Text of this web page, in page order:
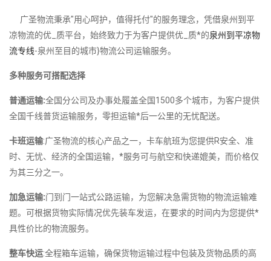
广圣物流秉承"用心呵护，值得托付"的服务理念，凭借泉州到平
凉物流的优_质平台，始终致力于为客户提供优_质*的泉州到平凉物
流专线-泉州至目的城市}物流公司运输服务。
多种服务可搭配选择
普通运输:全国分公司及办事处履盖全国1500多个城市，为客户提供
全国千线普货运输服务，零担运输*后一公里的无忧配送。
卡班运输:广圣物流的核心产品之一，卡车航班为您提供R安全、准
时、无忧、经济的全国运输，*服务可与航空和快递媲美，而价格仅
为其三分之一。
加急运输:门到门一站式公路运输，为您解决急需货物的物流运输难
题。可根据货物实际情况优先装车发运，在要求的时间内为您提供*
具性价比的物流服务。
整车快运:全程箱车运输，确保货物运输过程中包装及货物品质的高